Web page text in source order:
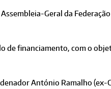
Geral da
de financiamento, com o
António Ramalho (ex-